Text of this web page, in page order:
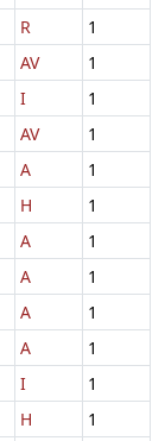
R
1
AV
1
I
1
AV
1
A
1
H
1
A
1
A
1
A
1
A
1
I
1
H
1